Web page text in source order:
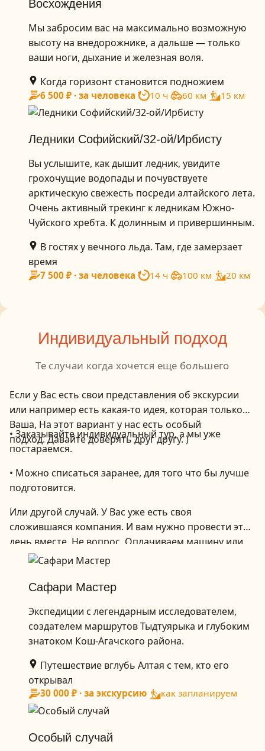
Восхождения
Мы забросим вас на максимально возможную
высоту на внедорожнике, а дальше — только
ваши ноги, дыхание и железная воля.
Когда горизонт становится подножием
6 500 ₽ · за человека 10 ч 60 км 15 км
Ледники Софийский/32-ой/Ирбисту
Вы услышите, как дышит ледник, увидите
грохочущие водопады и почувствуете
арктическую свежесть посреди алтайского лета.
Очень активный трекинг к ледникам Южно-
Чуйского хребта. К долинным и привершинным.
В гостях у вечного льда. Там, где замерзает
время
7 500 ₽ · за человека 14 ч 100 км 20 км
Индивидуальный подход
Те случаи когда хочется еще большего
Если у Вас есть свои представления об экскурсии
или например есть какая-то идея, которая только
Ваша, На этот вариант у нас есть особый
подход. Давайте доверять друг другу. )
•​ Заказывайте индивидуальный тур, а мы уже
постараемся.
•​ Можно списаться заранее, для того что бы лучше
подготовится.
Или другой случай. У Вас уже есть своя
сложившаяся компания. И вам нужно провести этот
день вместе. Не вопрос. Оплачиваем машину или
машины, берём с собой обед, гидов и едем туда,
Сафари Мастер
Экспедиции с легендарным исследователем,
создателем маршрутов Тыдтуярыка и глубоким
знатоком Кош-Агачского района.
Путешествие вглубь Алтая с тем, кто его
открывал
30 000 ₽ · за экскурсию как запланируем
Особый случай